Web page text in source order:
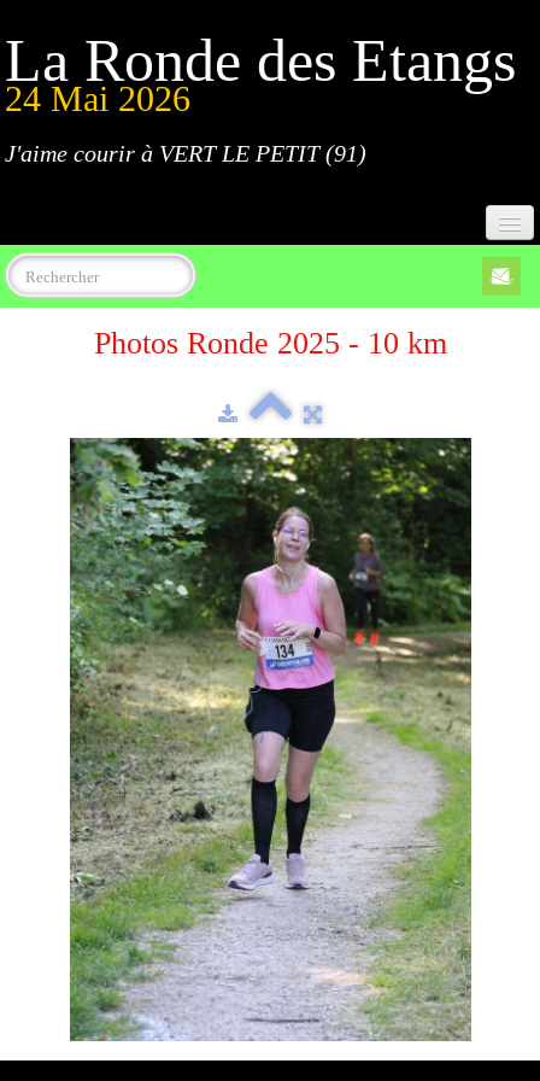
La Ronde des Etangs
24 Mai 2026
J'aime courir à VERT LE PETIT (91)
Accueil
Programme
Règlement
Parcours
Résultats
Devenez bénévoles
Partenaires
Photos▼
Photos Ronde 2025 - 10 km